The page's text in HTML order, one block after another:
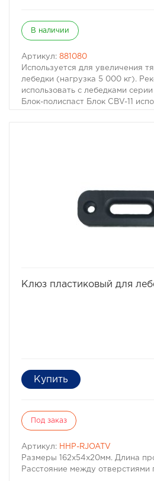
В наличии
Артикул: 881080
Используется для увеличения
лебедки (нагрузка 5 000 кг).
использовать с лебедками серии
Блок-полиспаст Блок CBV-11
Клюз пластиковый для
Под заказ
Артикул: HHP-RJOATV
Размеры 162х54х20мм. Длина
Расстояние между отверстиями